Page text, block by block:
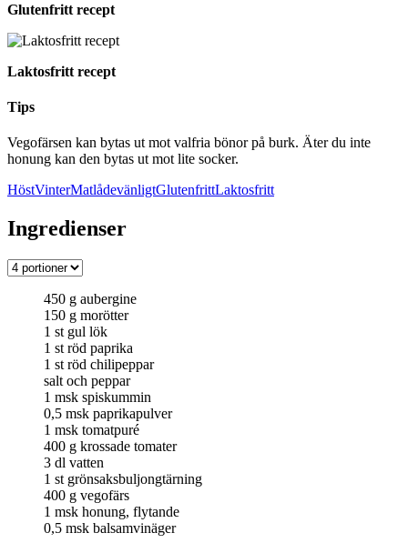
Glutenfritt recept
Laktosfritt recept
Tips
Vegofärsen kan bytas ut mot valfria bönor på burk. Äter du inte
honung kan den bytas ut mot lite socker.
HöstVinterMatlådevänligtGlutenfrittLaktosfritt
Ingredienser
450 g aubergine
150 g morötter
1 st gul lök
1 st röd paprika
1 st röd chilipeppar
salt och peppar
1 msk spiskummin
0,5 msk paprikapulver
1 msk tomatpuré
400 g krossade tomater
3 dl vatten
1 st grönsaksbuljongtärning
400 g vegofärs
1 msk honung, flytande
0,5 msk balsamvinäger